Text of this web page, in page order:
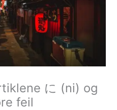
に (ni) og
feil